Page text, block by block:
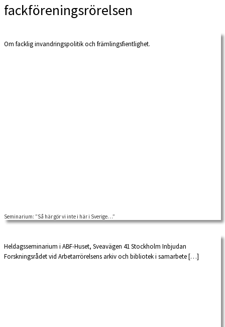
fackföreningsrörelsen
Om facklig invandringspolitik och främlingsfientlighet.
Seminarium: ”Så här gör vi inte i här i Sverige…”
Heldagsseminarium i ABF-Huset, Sveavägen 41 Stockholm Inbjudan
Forskningsrådet vid Arbetarrörelsens arkiv och bibliotek i samarbete […]